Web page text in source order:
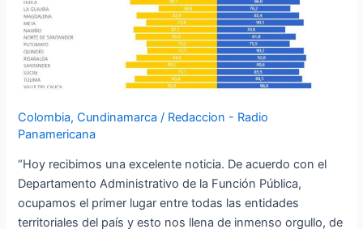
Colombia,Cundinamarca / Redaccion - Radio
Panamericana
“Hoy recibimos una excelente noticia. De acuerdo con el
Departamento Administrativo de la Función Pública,
ocupamos el primer lugar entre todas las entidades
territoriales del país y esto nos llena de inmenso orgullo, de